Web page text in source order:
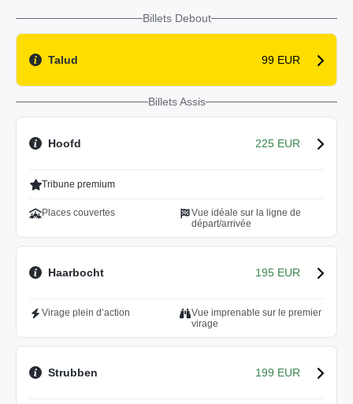
Billets Debout
Talud 99 EUR
Billets Assis
Hoofd 225 EUR
Tribune premium
Places couvertes
Vue idéale sur la ligne de
départ/arrivée
Haarbocht 195 EUR
Virage plein d’action
Vue imprenable sur le premier
virage
Strubben 199 EUR